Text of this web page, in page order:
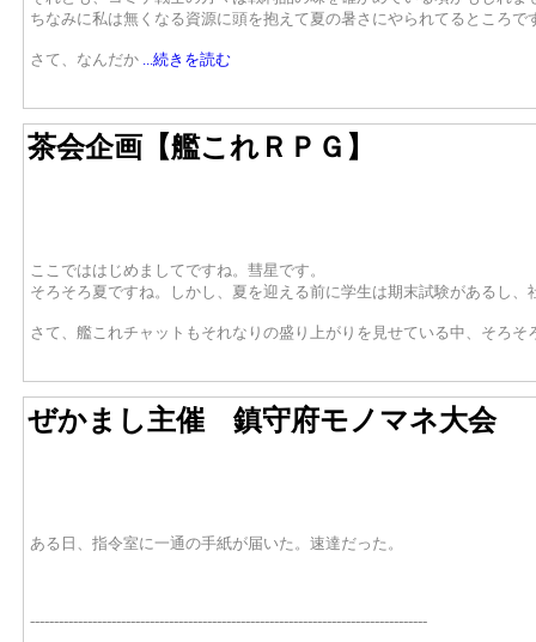
ちなみに私は無くなる資源に頭を抱えて夏の暑さにやられてるところで
さて、なんだか ...続きを読む
茶会企画【艦これＲＰＧ】
ここでははじめましてですね。彗星です。
そろそろ夏ですね。しかし、夏を迎える前に学生は期末試験があるし
さて、艦これチャットもそれなりの盛り上がりを見せている中、そろ
ぜかまし主催 鎮守府モノマネ大会
ある日、指令室に一通の手紙が届いた。速達だった。
-----------------------------------------------------------------------------------